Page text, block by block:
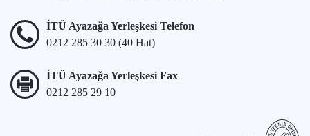
İTÜ Ayazağa Yerleşkesi Telefon
0212 285 30 30 (40 Hat)
İTÜ Ayazağa Yerleşkesi Fax
0212 285 29 10